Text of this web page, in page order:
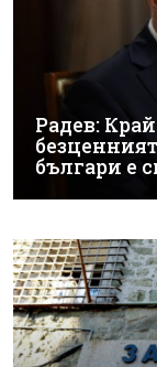
Радев:
българи е